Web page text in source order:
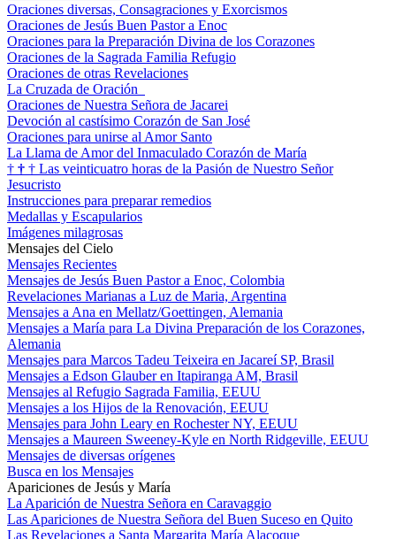
Oraciones diversas, Consagraciones y Exorcismos
Oraciones de Jesús Buen Pastor a Enoc
Oraciones para la Preparación Divina de los Corazones
Oraciones de la Sagrada Familia Refugio
Oraciones de otras Revelaciones
La Cruzada de Oración
Oraciones de Nuestra Señora de Jacarei
Devoción al castísimo Corazón de San José
Oraciones para unirse al Amor Santo
La Llama de Amor del Inmaculado Corazón de María
† † † Las veinticuatro horas de la Pasión de Nuestro Señor
Jesucristo
Instrucciones para preparar remedios
Medallas y Escapularios
Imágenes milagrosas
Mensajes del Cielo
Mensajes Recientes
Mensajes de Jesús Buen Pastor a Enoc, Colombia
Revelaciones Marianas a Luz de Maria, Argentina
Mensajes a Ana en Mellatz/Goettingen, Alemania
Mensajes a María para La Divina Preparación de los Corazones,
Alemania
Mensajes para Marcos Tadeu Teixeira en Jacareí SP, Brasil
Mensajes a Edson Glauber en Itapiranga AM, Brasil
Mensajes al Refugio Sagrada Familia, EEUU
Mensajes a los Hijos de la Renovación, EEUU
Mensajes para John Leary en Rochester NY, EEUU
Mensajes a Maureen Sweeney-Kyle en North Ridgeville, EEUU
Mensajes de diversas orígenes
Busca en los Mensajes
Apariciones de Jesús y María
La Aparición de Nuestra Señora en Caravaggio
Las Apariciones de Nuestra Señora del Buen Suceso en Quito
Las Revelaciones a Santa Margarita María Alacoque